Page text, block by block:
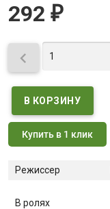
292 ₽

Купить в 1 клик
Режиссер
В ролях